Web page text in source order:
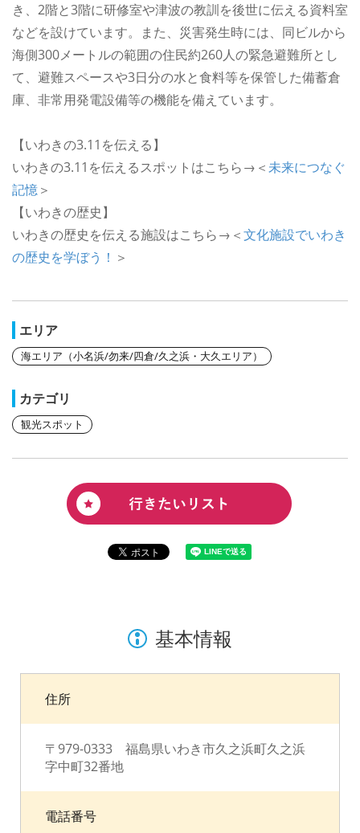
き、2階と3階に研修室や津波の教訓を後世に伝える資料室
などを設けています。また、災害発生時には、同ビルから
海側300メートルの範囲の住民約260人の緊急避難所とし
て、避難スペースや3日分の水と食料等を保管した備蓄倉
庫、非常用発電設備等の機能を備えています。
【いわきの3.11を伝える】
いわきの3.11を伝えるスポットはこちら→＜未来につなぐ
記憶＞
【いわきの歴史】
いわきの歴史を伝える施設はこちら→＜文化施設でいわき
の歴史を学ぼう！ ＞
エリア
海エリア（小名浜/勿来/四倉/久之浜・大久エリア）
カテゴリ
観光スポット
基本情報
住所
〒979-0333 福島県いわき市久之浜町久之浜
字中町32番地
電話番号